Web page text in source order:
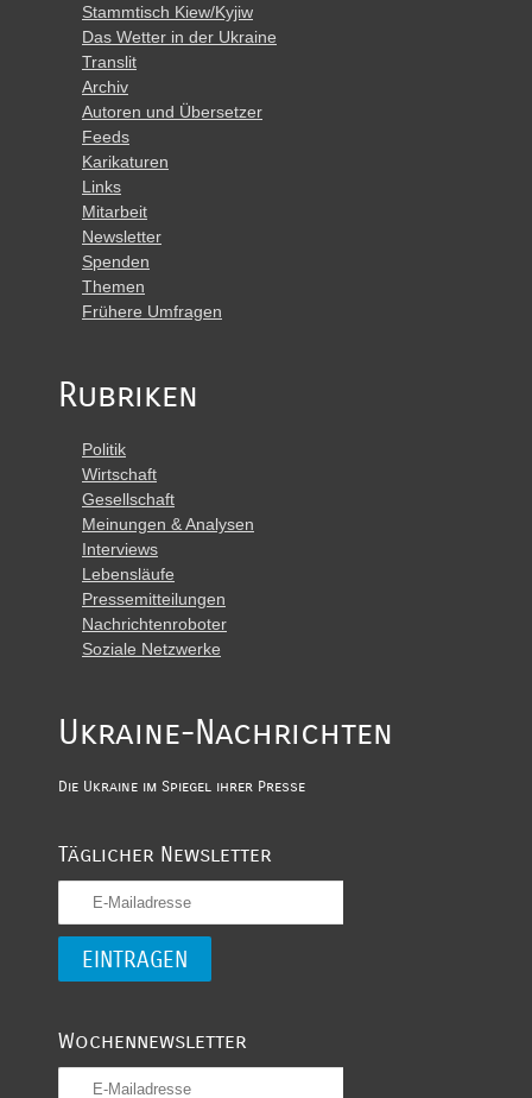
Stammtisch Kiew/Kyjiw
Das Wetter in der Ukraine
Translit
Archiv
Autoren und Übersetzer
Feeds
Karikaturen
Links
Mitarbeit
Newsletter
Spenden
Themen
Frühere Umfragen
Rubriken
Politik
Wirtschaft
Gesellschaft
Meinungen & Analysen
Interviews
Lebensläufe
Pressemitteilungen
Nachrichtenroboter
Soziale Netzwerke
Ukraine-Nachrichten
Die Ukraine im Spiegel ihrer Presse
Täglicher Newsletter
Wochennewsletter